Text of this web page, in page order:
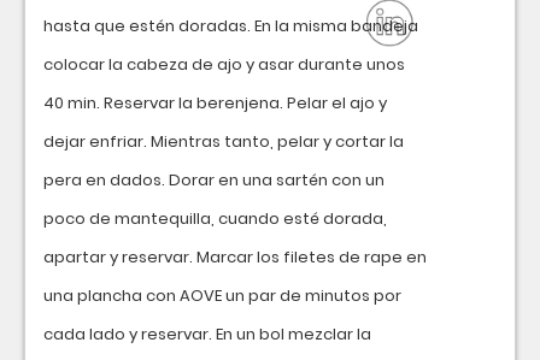
hasta que estén doradas. En la misma bandeja
colocar la cabeza de ajo y asar durante unos
40 min. Reservar la berenjena. Pelar el ajo y
dejar enfriar. Mientras tanto, pelar y cortar la
pera en dados. Dorar en una sartén con un
poco de mantequilla, cuando esté dorada,
apartar y reservar. Marcar los filetes de rape en
una plancha con AOVE un par de minutos por
cada lado y reservar. En un bol mezclar la